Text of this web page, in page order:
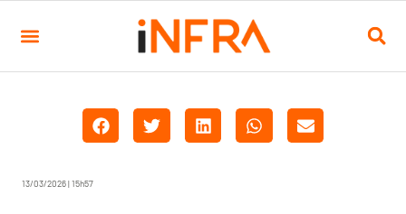
13/03/2026 | 15h57